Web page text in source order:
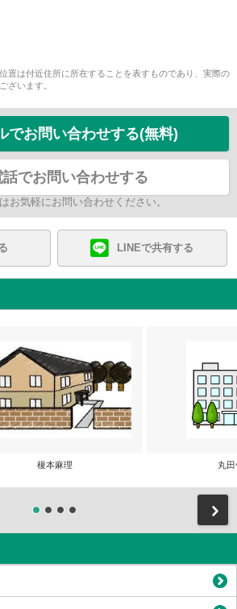
置は付近住所に所在することを表すものであり、実際の
ざいます。
でお問い合わせする(無料)
話でお問い合わせする
お気軽にお問い合わせください。
LINEで共有する
榎本麻理 丸